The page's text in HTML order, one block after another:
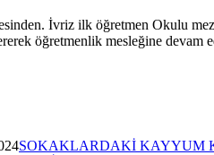
İvriz ilk öğretmen Okulu
öğretmenlik mesleğine devam
SOKAKLARDAKİ KAYYUM